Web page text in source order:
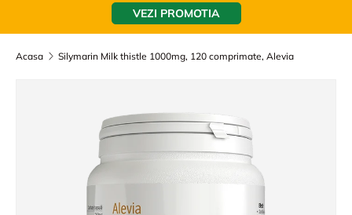
VEZI PROMOTIA
Acasa Silymarin Milk thistle 1000mg, 120 comprimate, Alevia